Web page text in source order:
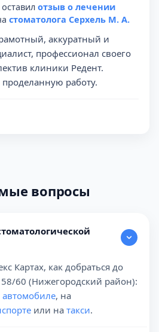
оставил отзыв о лечении
стоматолога Серхель М. А.
аккуратный и
профессионал своего
клиники Редент.
работу.
вопросы
Картах, как добраться до
60 (Нижегородский район):
автомобиле, на
или на такси.